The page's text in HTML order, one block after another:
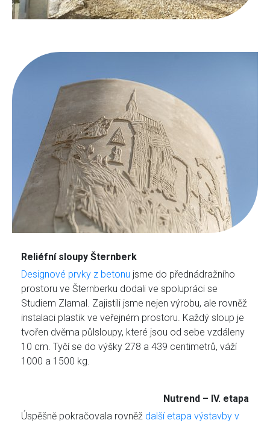
Reliéfní sloupy Šternberk
Designové prvky z betonu jsme do přednádražního
prostoru ve Šternberku dodali ve spolupráci se
Studiem Zlamal. Zajistili jsme nejen výrobu, ale rovněž
instalaci plastik ve veřejném prostoru. Každý sloup je
tvořen dvěma půlsloupy, které jsou od sebe vzdáleny
10 cm. Tyčí se do výšky 278 a 439 centimetrů, váží
1000 a 1500 kg.
Nutrend – IV. etapa
Úspěšně pokračovala rovněž další etapa výstavby v